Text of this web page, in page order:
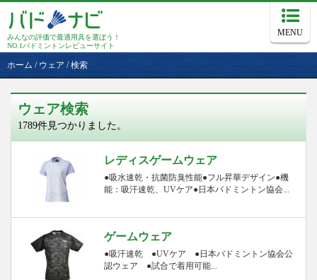
みんなの評価で最適用具を選ぼう！
NO.1バドミントンレビューサイト
MENU
ホーム / ウェア /検索
ウェア検索
1789件見つかりました。
レディスゲームウェア
●吸水速乾・抗菌防臭性能●フル昇華デザイン●機
能：吸汗速乾、UVケア●日本バドミントン協会...
ゲームウェア
●吸汗速乾 ●UVケア ●日本バドミントン協会公
認ウェア ●試合で着用可能...